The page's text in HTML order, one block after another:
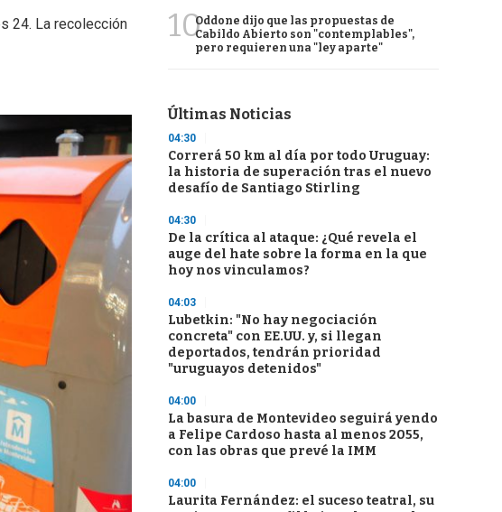
24. La recolección
10Oddone dijo que las propuestas de
Cabildo Abierto son "contemplables",
pero requieren una "ley aparte"
Últimas Noticias
04:30
Correrá 50 km al día por todo Uruguay:
la historia de superación tras el nuevo
desafío de Santiago Stirling
04:30
De la crítica al ataque: ¿Qué revela el
auge del hate sobre la forma en la que
hoy nos vinculamos?
04:03
Lubetkin: "No hay negociación
concreta" con EE.UU. y, si llegan
deportados, tendrán prioridad
"uruguayos detenidos"
04:00
La basura de Montevideo seguirá yendo
a Felipe Cardoso hasta al menos 2055,
con las obras que prevé la IMM
04:00
Laurita Fernández: el suceso teatral, su